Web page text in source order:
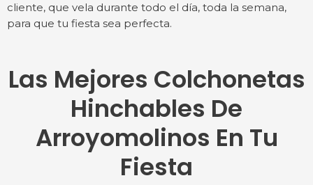
cliente, que vela durante todo el día, toda la semana,
para que tu fiesta sea perfecta.
Las Mejores Colchonetas
Hinchables De
Arroyomolinos En Tu
Fiesta